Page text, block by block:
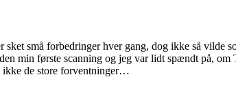
sket små forbedringer hver gang, dog ikke så vilde
min første scanning og jeg var lidt spændt på,
ikke de store forventninger…